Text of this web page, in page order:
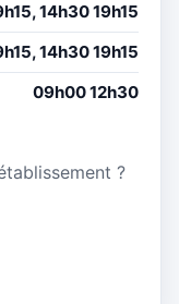
14h30 19h15
14h30 19h15
09h00 12h30
?